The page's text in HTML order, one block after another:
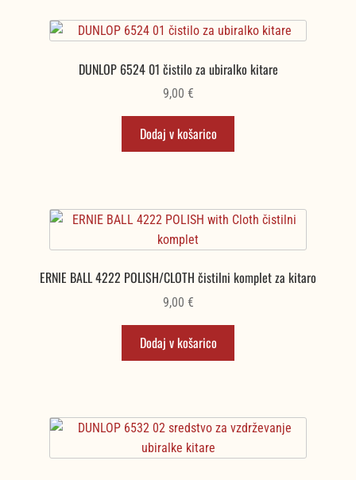
DUNLOP 6524 01 čistilo za ubiralko kitare
9,00 €
Dodaj v košarico
ERNIE BALL 4222 POLISH/CLOTH čistilni komplet za kitaro
9,00 €
Dodaj v košarico